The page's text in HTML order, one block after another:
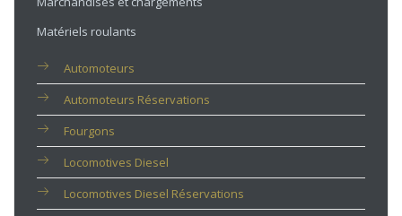
Matériels roulants
Automoteurs
Automoteurs Réservations
Fourgons
Locomotives Diesel
Locomotives Diesel Réservations